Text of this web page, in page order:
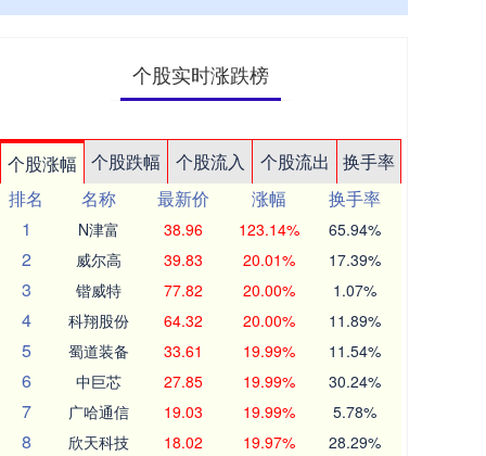
个股实时涨跌榜
个股涨幅 个股跌幅 个股流入 个股流出
换手率
排名
名称 最新价 涨幅
换手率
1
N津富 38.96 123.14% 65.94%
2 威尔高 39.83 20.01% 17.39%
3 锴威特 77.82 20.00% 1.07%
4 科翔股份 64.32 20.00% 11.89%
5 蜀道装备 33.61 19.99% 11.54%
6 中巨芯 27.85 19.99% 30.24%
7 广哈通信 19.03 19.99% 5.78%
8 欣天科技 18.02 19.97% 28.29%